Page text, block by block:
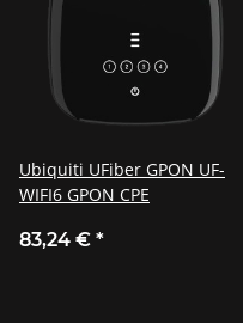
Ubiquiti UFiber GPON UF-
WIFI6 GPON CPE
83,24 € *